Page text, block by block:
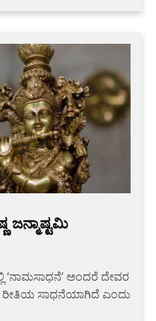
ಜನ್ಮಾಷ್ಟಮಿ
‘ನಾಮಸಾಧನೆ’ ಅಂದರೆ ದೇವರ
ರೀತಿಯ ಸಾಧನೆಯಾಗಿದೆ ಎಂದು